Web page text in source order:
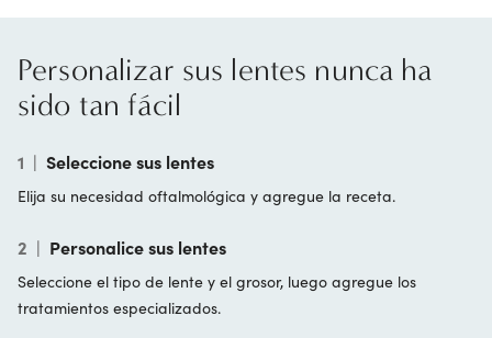
Personalizar sus lentes nunca ha
sido tan fácil
1 | Seleccione sus lentes
Elija su necesidad oftalmológica y agregue la receta.
2 | Personalice sus lentes
Seleccione el tipo de lente y el grosor, luego agregue los
tratamientos especializados.